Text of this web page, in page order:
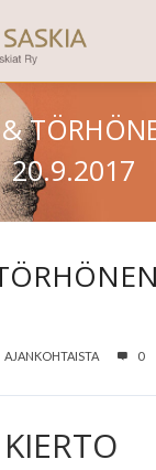
20.9.2017
AJANKOHTAISTA 0